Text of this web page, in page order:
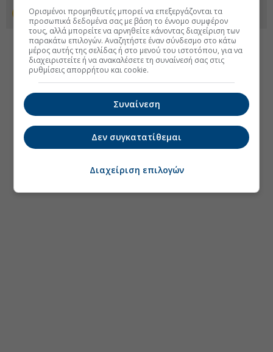
Προσθέστε το euro2day.gr στο Discover
Ορισμένοι προμηθευτές μπορεί να επεξεργάζονται τα
προσωπικά δεδομένα σας με βάση το έννομο συμφέρον
τους, αλλά μπορείτε να αρνηθείτε κάνοντας διαχείριση των
παρακάτω επιλογών. Αναζητήστε έναν σύνδεσμο στο κάτω
μέρος αυτής της σελίδας ή στο μενού του ιστοτόπου, για να
διαχειριστείτε ή να ανακαλέσετε τη συναίνεσή σας στις
ρυθμίσεις απορρήτου και cookie.
Συναίνεση
Δεν συγκατατίθεμαι
Διαχείριση επιλογών